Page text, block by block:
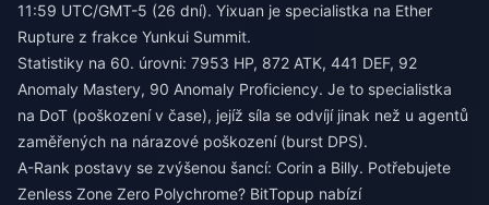
11:59 UTC/GMT-5 (26 dní). Yixuan je specialistka na Ether
Rupture z frakce Yunkui Summit.
Statistiky na 60. úrovni: 7953 HP, 872 ATK, 441 DEF, 92
Anomaly Mastery, 90 Anomaly Proficiency. Je to specialistka
na DoT (poškození v čase), jejíž síla se odvíjí jinak než u agentů
zaměřených na nárazové poškození (burst DPS).
A-Rank postavy se zvýšenou šancí: Corin a Billy. Potřebujete
Zenless Zone Zero Polychrome? BitTopup nabízí